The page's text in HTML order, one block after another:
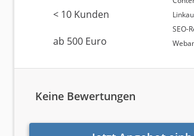
Wir finden die richtige Agentur
Bei welchen
Es können mehrere Punkte
< 10 Kunden
ab 500 Euro
SEO-
Keine Bewertungen